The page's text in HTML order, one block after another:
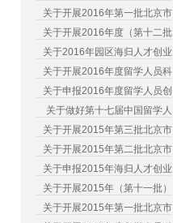
关于开展2016年第一批北京市
关于开展2016年度（第十二批
关于2016年园区海归人才创业
关于开展2016年度留学人员科
关于申报2016年度留学人员创
关于做好第十七届中国留学人
关于开展2015年第三批北京市
关于开展2015年第二批北京市
关于申报2015年海归人才创业
关于开展2015年（第十一批）
关于开展2015年第一批北京市